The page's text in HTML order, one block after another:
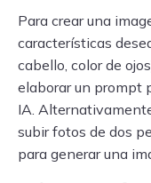
Para crear una
características
cabello, color de
elaborar un prompt
IA.
subir fotos de dos
para generar una